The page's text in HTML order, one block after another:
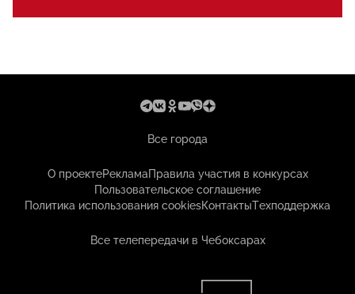
Все города
О проектеРекламаПравила участия в конкурсах
Пользовательское соглашение
Политика использования cookiesКонтактыТехподдержка
Все телепередачи в Чебоксарах